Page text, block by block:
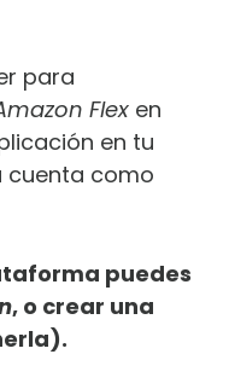
para
zon Flex en
en tu
cuenta como
puedes
, o crear una